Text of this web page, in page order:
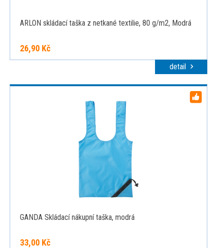
ARLON skládací taška z netkané textilie, 80 g/m2, Modrá
26,90 Kč
detail
GANDA Skládací nákupní taška, modrá
33,00 Kč